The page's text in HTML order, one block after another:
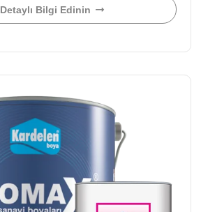
Detaylı Bilgi Edinin